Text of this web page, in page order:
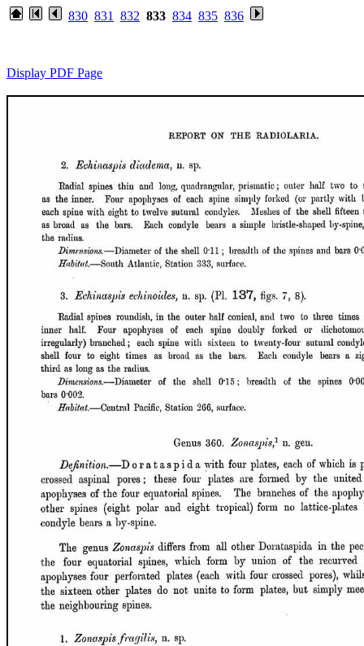
830 831 832 833 834 835 836
Display PDF Page